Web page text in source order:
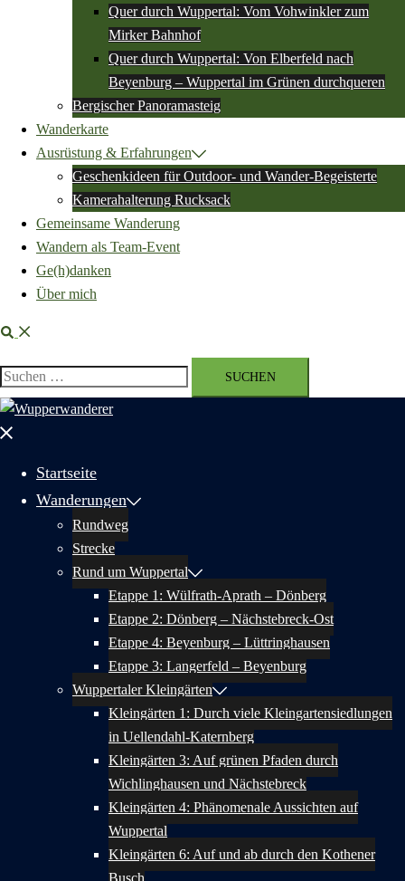
Quer durch Wuppertal: Vom Vohwinkler zum
Mirker Bahnhof
Quer durch Wuppertal: Von Elberfeld nach
Beyenburg – Wuppertal im Grünen durchqueren
Bergischer Panoramasteig
Wanderkarte
Ausrüstung & Erfahrungen
Geschenkideen für Outdoor- und Wander-Begeisterte
Kamerahalterung Rucksack
Gemeinsame Wanderung
Wandern als Team-Event
Ge(h)danken
Über mich
Suche
Suchen
nach:
Menü
Startseite
Wanderungen
Rundweg
Strecke
Rund um Wuppertal
Etappe 1: Wülfrath-Aprath – Dönberg
Etappe 2: Dönberg – Nächstebreck-Ost
Etappe 4: Beyenburg – Lüttringhausen
Etappe 3: Langerfeld – Beyenburg
Wuppertaler Kleingärten
Kleingärten 1: Durch viele Kleingartensiedlungen
in Uellendahl-Katernberg
Kleingärten 3: Auf grünen Pfaden durch
Wichlinghausen und Nächstebreck
Kleingärten 4: Phänomenale Aussichten auf
Wuppertal
Kleingärten 6: Auf und ab durch den Kothener
Busch